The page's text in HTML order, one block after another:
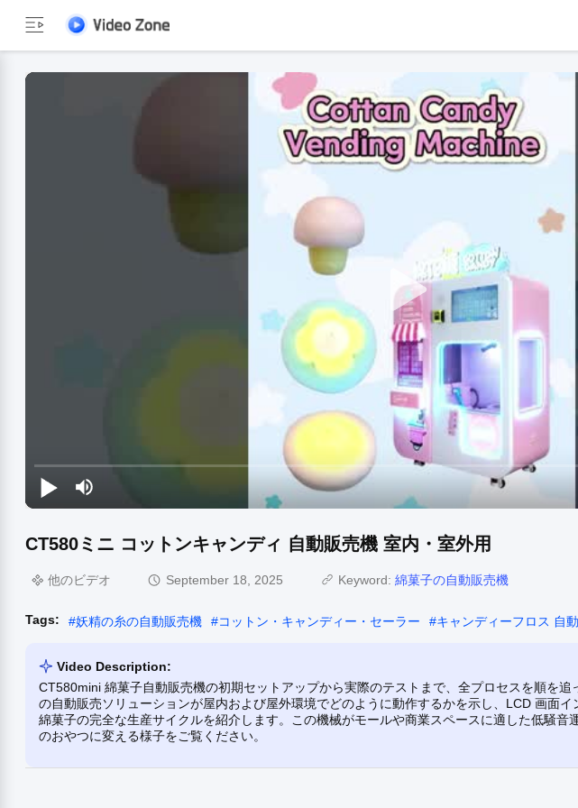
CT580ミニ コットンキャンディ 自動販売機 室内・室外用
他のビデオ September 18, 2025 Keyword: 綿菓子の自動販売機
Tags: #妖精の糸の自動販売機 #コットン・キャンディー・セーラー #キャンディーフロス 自
Video Description:
CT580mini 綿菓子自動販売機の初期セットアップから実際のテストまで、全プロセスを順を追
の自動販売ソリューションが屋内および屋外環境でどのように動作するかを示し、LCD 画面イ
綿菓子の完全な生産サイクルを紹介します。この機械がモールや商業スペースに適した低騒音
のおやつに変える様子をご覧ください。